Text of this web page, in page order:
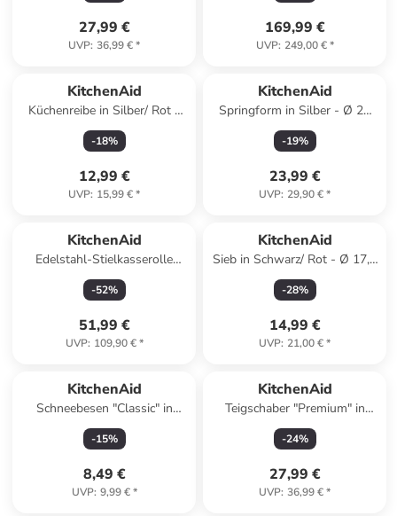
27,99 €
UVP: 36,99 €*
169,99 €
UVP: 249,00 €*
KitchenAid
Küchenreibe in Silber/ Rot -
(L)29,5 cm
-18%
12,99 €
UVP: 15,99 €*
KitchenAid
Springform in Silber - Ø 24
cm
-19%
23,99 €
UVP: 29,90 €*
KitchenAid
Edelstahl-Stielkasserolle
"Multi-Ply" - Ø 20 cm
-52%
51,99 €
UVP: 109,90 €*
KitchenAid
Sieb in Schwarz/ Rot - Ø 17,5
cm
-28%
14,99 €
UVP: 21,00 €*
KitchenAid
Schneebesen "Classic" in
Grau/ Silber - (L)27 cm
-15%
8,49 €
UVP: 9,99 €*
KitchenAid
Teigschaber "Premium" in
Silber/ Schwarz - (L)31,4 cm
-24%
27,99 €
UVP: 36,99 €*